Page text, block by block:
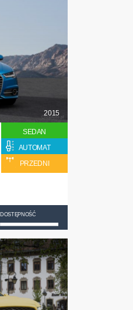
2015
SEDAN
AUTOMAT
PRZEDNI
DOSTĘPNOŚĆ